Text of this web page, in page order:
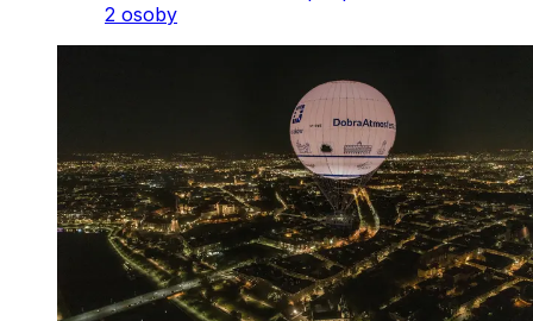
2 osoby